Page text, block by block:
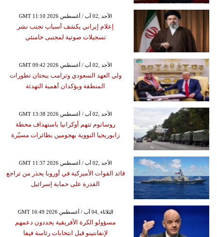
GMT 11:10 2026 الأحد ,02 آب / أغسطس
إعلام إيراني يكشف أسباب تجنب نشر
تسجيلات صوتية لمجتبى خامنئي
GMT 09:42 2026 الأحد ,02 آب / أغسطس
ولي العهد السعودي وترامب يبحثان تطورات
المنطقة ويؤكدان أهمية التهدئة
GMT 13:38 2026 الأحد ,02 آب / أغسطس
روساتوم تتهم أوكرانيا باستهداف محطة
زابوريجيا النووية بهجومين بطائرات مسيّرة
GMT 11:37 2026 الأحد ,02 آب / أغسطس
قائد القوات الأميركية في أوروبا يحذر من تراجع
القدرة على حماية إسرائيل
GMT 16:49 2026 الثلاثاء ,04 آب / أغسطس
مسؤولو الكرة الأفريقية يجددون دعمهم
لإنفانتينو قبل انتخابات رئاسة فيفا